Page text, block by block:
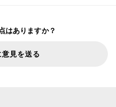
はありますか？
見を送る